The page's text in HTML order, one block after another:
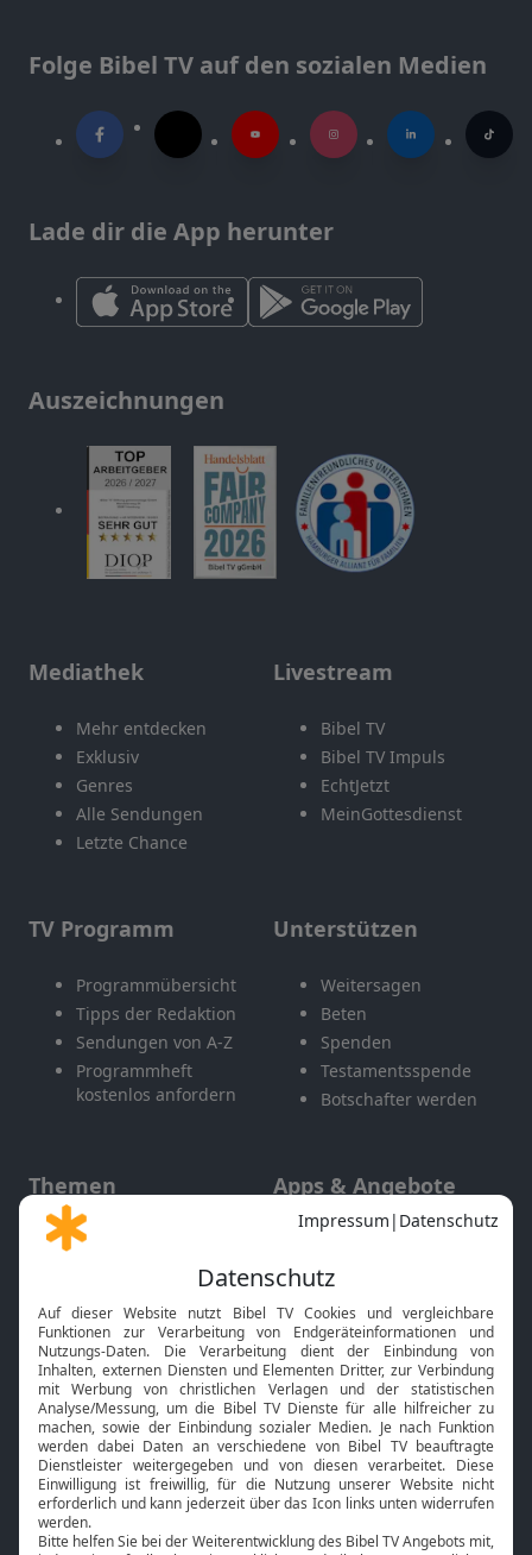
Folge Bibel TV auf den sozialen Medien
Lade dir die App herunter
Auszeichnungen
Mediathek
Mehr entdecken
Exklusiv
Genres
Alle Sendungen
Letzte Chance
Livestream
Bibel TV
Bibel TV Impuls
EchtJetzt
MeinGottesdienst
TV Programm
Programmübersicht
Tipps der Redaktion
Sendungen von A-Z
Programmheft
kostenlos anfordern
Unterstützen
Weitersagen
Beten
Spenden
Testamentsspende
Botschafter werden
Themen
Gott und Bibel erklärt
Neuigkeiten
Apps & Angebote
Mobile App
Smart TV
HbbTV
Bibelthek Online-Bibel
Nächster Gottesdienst
Bibel TV Service